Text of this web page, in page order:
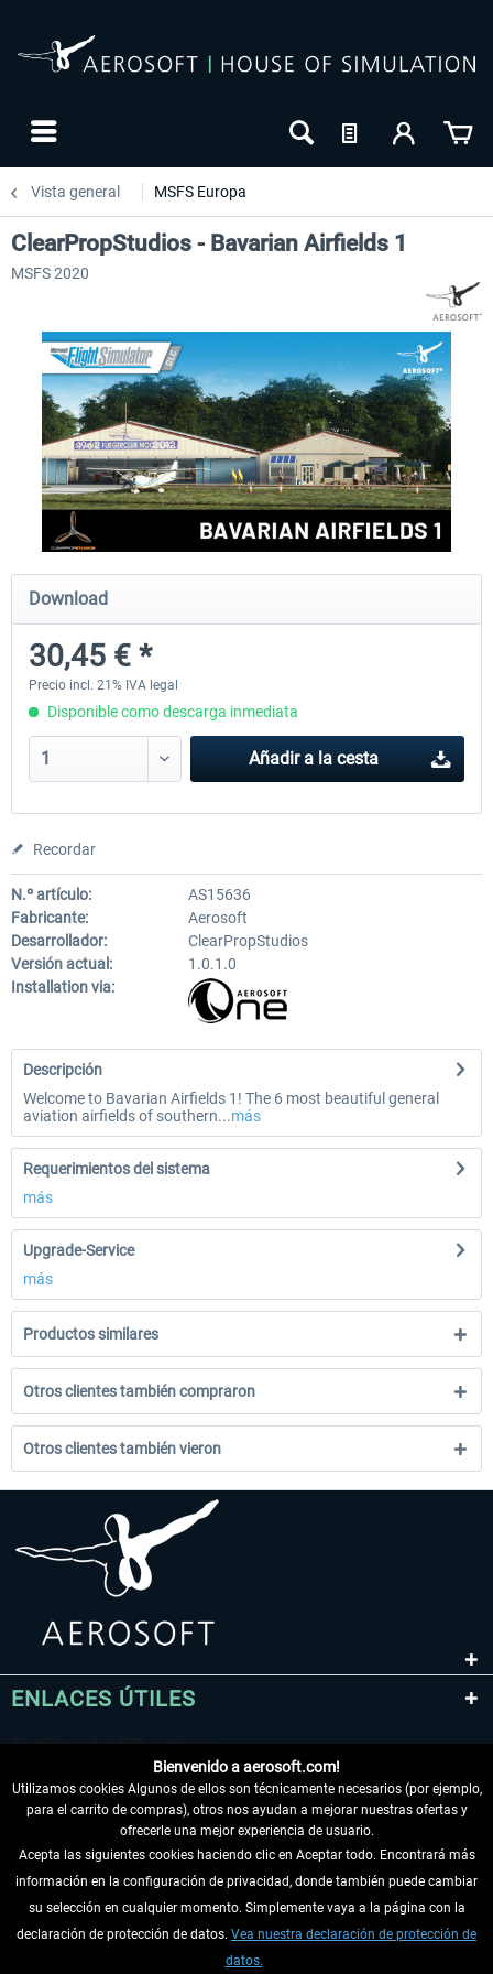
Vista general MSFS Europa
Aerosoft Mega Airport Brussels
25,37 € *
Aerosoft Airport Cologne/
ClearPropStudios - Bavarian Airfields 1
MSFS 2020
Download
30,45 € *
Precio incl. 21% IVA legal
Disponible como descarga inmediata
Añadir a la cesta
Recordar
N.º artículo:
AS15636
Fabricante:
Aerosoft
Desarrollador:
ClearPropStudios
Versión actual:
1.0.1.0
Installation via:
Descripción
Welcome to Bavarian Airfields 1! The 6 most beautiful general
aviation airfields of southern...más
Requerimientos del sistema
más
Upgrade-Service
más
Productos similares
Otros clientes también compraron
Otros clientes también vieron
ENLACES ÚTILES
DESISTIR DEL CONTRATO
INFORMACIÓN
Bienvenido a aerosoft.com!
Utilizamos cookies Algunos de ellos son técnicamente necesarios (por ejemplo,
para el carrito de compras), otros nos ayudan a mejorar nuestras ofertas y
ofrecerle una mejor experiencia de usuario.
Acepta las siguientes cookies haciendo clic en Aceptar todo. Encontrará más
información en la configuración de privacidad, donde también puede cambiar
su selección en cualquier momento. Simplemente vaya a la página con la
declaración de protección de datos. Vea nuestra declaración de protección de
datos.